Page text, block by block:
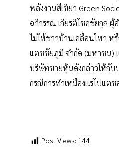
พลังงานสีเขียว Green
ฉวีวรรณ เกียรติโชคชัยกุล
ไม่ให้ชาวบ้านเคลื่อนไหว ห
แตชชัยภูมิ จำกัด (มหาชน)
บริษัทขายหุ้นดังกล่าวให้กับ
กรณีการทำเหมืองแร่โปแตช
Post Views: 144